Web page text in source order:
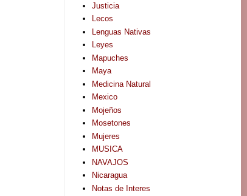
Justicia
Lecos
Lenguas Nativas
Leyes
Mapuches
Maya
Medicina Natural
Mexico
Mojeños
Mosetones
Mujeres
MUSICA
NAVAJOS
Nicaragua
Notas de Interes